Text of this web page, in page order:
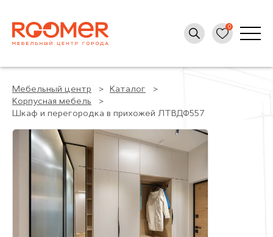
Мебельный центр
Каталог
Корпусная мебель
Шкаф и перегородка в прихожей ЛТВДФ557